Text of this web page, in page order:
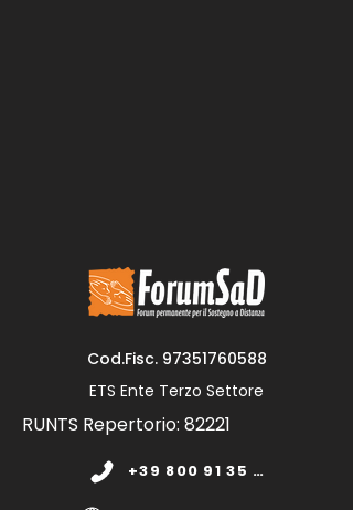
Cod.Fisc. 97351760588
ETS Ente Terzo Settore
RUNTS Repertorio: 82221
+39 800 91 35 11